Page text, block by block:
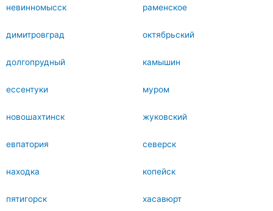
невинномысск раменское
димитровград октябрьский
долгопрудный камышин
ессентуки муром
новошахтинск жуковский
евпатория северск
находка копейск
пятигорск хасавюрт